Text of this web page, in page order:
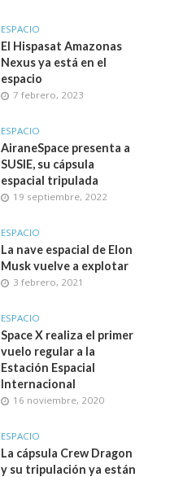
ESPACIO
El Hispasat Amazonas
Nexus ya está en el
espacio
7 febrero, 2023
ESPACIO
AiraneSpace presenta a
SUSIE, su cápsula
espacial tripulada
19 septiembre, 2022
ESPACIO
La nave espacial de Elon
Musk vuelve a explotar
3 febrero, 2021
ESPACIO
Space X realiza el primer
vuelo regular a la
Estación Espacial
Internacional
16 noviembre, 2020
ESPACIO
La cápsula Crew Dragon
y su tripulación ya están